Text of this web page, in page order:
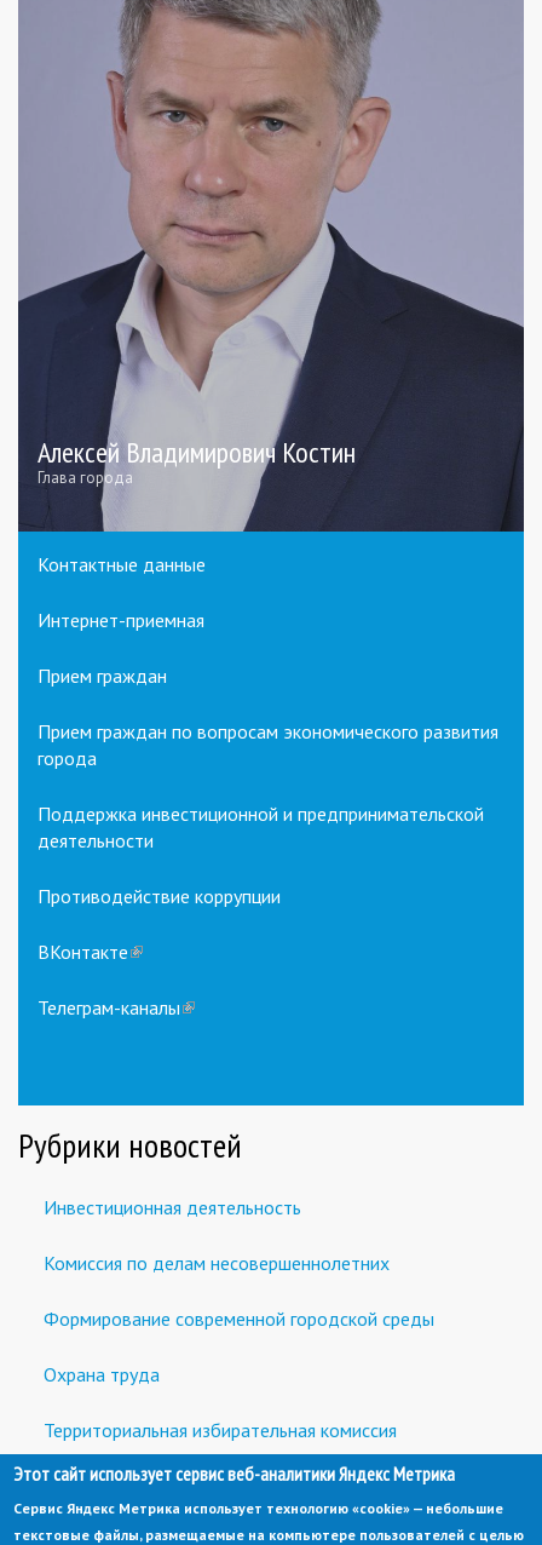
Алексей Владимирович Костин
Глава города
Контактные данные
Интернет-приемная
Прием граждан
Прием граждан по вопросам экономического развития
города
Поддержка инвестиционной и предпринимательской
деятельности
Противодействие коррупции
ВКонтакте(link
external)
Телеграм-каналы(link
Рубрики новостей
Инвестиционная деятельность
Комиссия по делам несовершеннолетних
Формирование современной городской среды
Охрана труда
Территориальная избирательная комиссия
Встречи с предпринимателями и инвесторами
Этот сайт использует сервис веб-аналитики Яндекс Метрика
Сервис Яндекс Метрика использует технологию «cookie» — небольшие
текстовые файлы, размещаемые на компьютере пользователей с целью